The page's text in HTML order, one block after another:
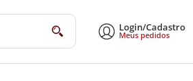
Login/Cadastro
Meus pedidos
Utilidades Domésticas Eletrodomésticos